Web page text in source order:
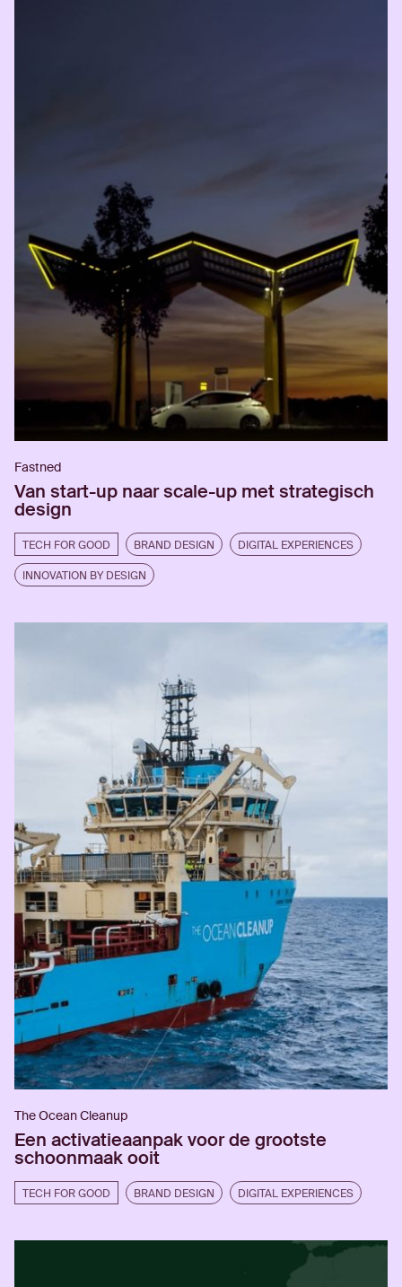
Fastned
Van start-up naar scale-up met strategisch
design
TECH FOR GOOD BRAND DESIGN DIGITAL EXPERIENCES
INNOVATION BY DESIGN
The Ocean Cleanup
Een activatieaanpak voor de grootste
schoonmaak ooit
TECH FOR GOOD BRAND DESIGN DIGITAL EXPERIENCES